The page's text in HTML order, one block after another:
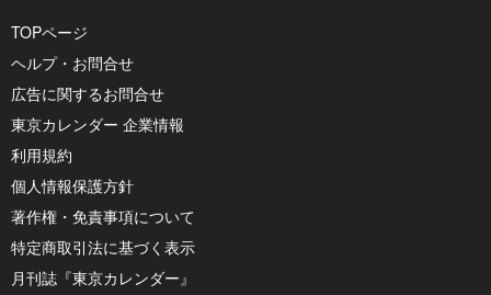
TOPページ
ヘルプ・お問合せ
広告に関するお問合せ
東京カレンダー 企業情報
利用規約
個人情報保護方針
著作権・免責事項について
特定商取引法に基づく表示
月刊誌『東京カレンダー』